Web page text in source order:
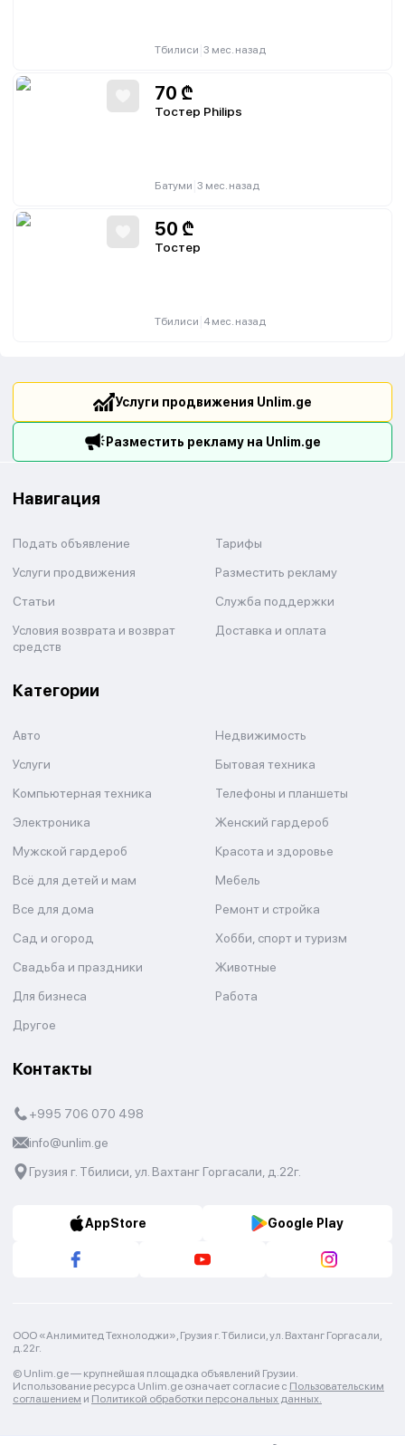
Тбилиси 3 мес. назад
70 ₾
Тостер Philips
Батуми 3 мес. назад
50 ₾
Тостер
Тбилиси 4 мес. назад
Услуги продвижения Unlim.ge
Разместить рекламу на Unlim.ge
Навигация
Подать объявление
Тарифы
Услуги продвижения
Разместить рекламу
Статьи
Служба поддержки
Условия возврата и возврат
средств
Доставка и оплата
Категории
Авто
Недвижимость
Услуги
Бытовая техника
Компьютерная техника
Телефоны и планшеты
Электроника
Женский гардероб
Мужской гардероб
Красота и здоровье
Всё для детей и мам
Мебель
Все для дома
Ремонт и стройка
Сад и огород
Хобби, спорт и туризм
Свадьба и праздники
Животные
Для бизнеса
Работа
Другое
Контакты
+995 706 070 498
info@unlim.ge
Грузия г. Тбилиси, ул. Вахтанг Горгасали, д.22г.
AppStore Google Play
ООО «Анлимитед Технолоджи», Грузия г. Тбилиси, ул. Вахтанг Горгасали,
д.22г.
© Unlim.ge — крупнейшая площадка объявлений Грузии.
Использование ресурса Unlim.ge означает согласие с Пользовательским
соглашением и Политикой обработки персональных данных.